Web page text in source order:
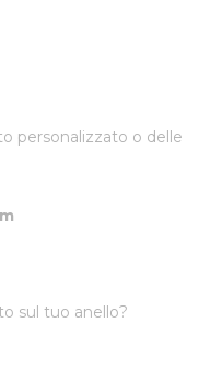
personalizzato o delle
sul tuo anello?